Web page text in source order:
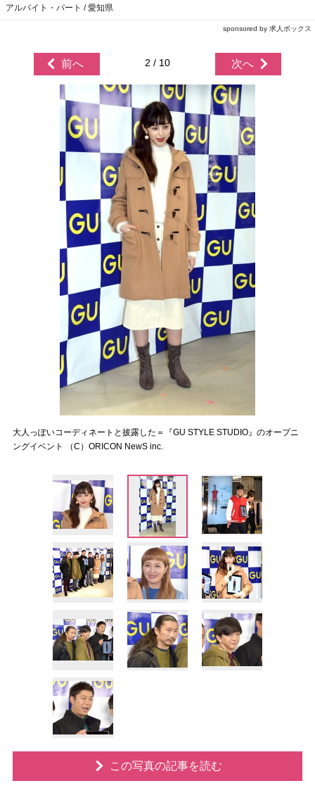
アルバイト・パート / 愛知県
sponsored by 求人ボックス
前へ 2 / 10 次へ
大人っぽいコーディネートと披露した＝『GU STYLE STUDIO』のオープニ
ングイベント （C）ORICON NewS inc.
この写真の記事を読む